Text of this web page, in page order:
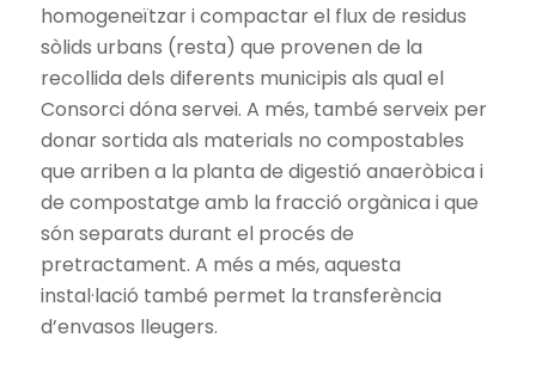
homogeneïtzar i compactar el flux de residus
sòlids urbans (resta) que provenen de la
recollida dels diferents municipis als qual el
Consorci dóna servei. A més, també serveix per
donar sortida als materials no compostables
que arriben a la planta de digestió anaeròbica i
de compostatge amb la fracció orgànica i que
són separats durant el procés de
pretractament. A més a més, aquesta
instal·lació també permet la transferència
d’envasos lleugers.